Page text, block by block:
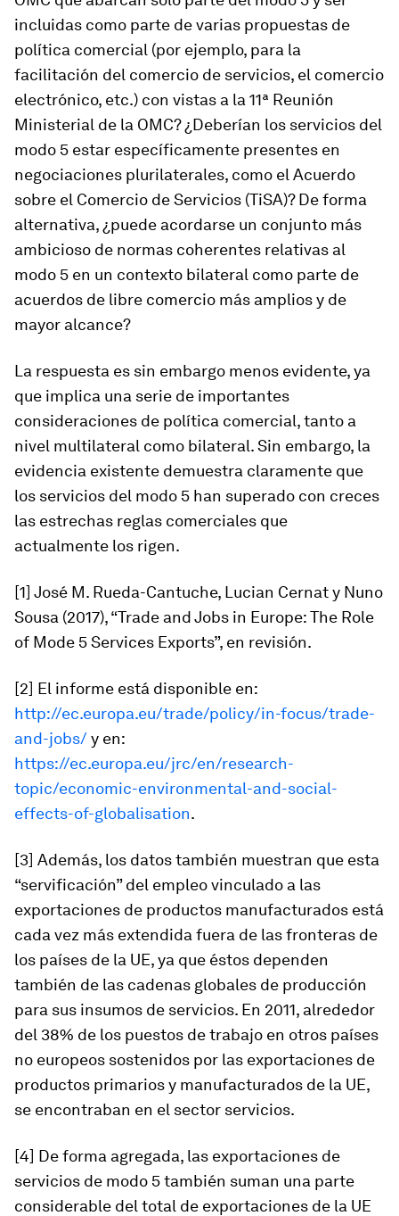
incluidas como parte de varias propuestas de
política comercial (por ejemplo, para la
facilitación del comercio de servicios, el comercio
electrónico, etc.) con vistas a la 11ª Reunión
Ministerial de la OMC? ¿Deberían los servicios del
modo 5 estar específicamente presentes en
negociaciones plurilaterales, como el Acuerdo
sobre el Comercio de Servicios (TiSA)? De forma
alternativa, ¿puede acordarse un conjunto más
ambicioso de normas coherentes relativas al
modo 5 en un contexto bilateral como parte de
acuerdos de libre comercio más amplios y de
mayor alcance?
La respuesta es sin embargo menos evidente, ya
que implica una serie de importantes
consideraciones de política comercial, tanto a
nivel multilateral como bilateral. Sin embargo, la
evidencia existente demuestra claramente que
los servicios del modo 5 han superado con creces
las estrechas reglas comerciales que
actualmente los rigen.
[1] José M. Rueda-Cantuche, Lucian Cernat y Nuno
Sousa (2017), “Trade and Jobs in Europe: The Role
of Mode 5 Services Exports”, en revisión.
[2] El informe está disponible en:
http://ec.europa.eu/trade/policy/in-focus/trade-
and-jobs/ y en:
https://ec.europa.eu/jrc/en/research-
topic/economic-environmental-and-social-
effects-of-globalisation.
[3] Además, los datos también muestran que esta
“servificación” del empleo vinculado a las
exportaciones de productos manufacturados está
cada vez más extendida fuera de las fronteras de
los países de la UE, ya que éstos dependen
también de las cadenas globales de producción
para sus insumos de servicios. En 2011, alrededor
del 38% de los puestos de trabajo en otros países
no europeos sostenidos por las exportaciones de
productos primarios y manufacturados de la UE,
se encontraban en el sector servicios.
[4] De forma agregada, las exportaciones de
servicios de modo 5 también suman una parte
considerable del total de exportaciones de la UE